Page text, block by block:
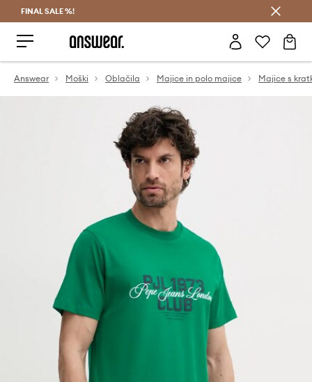
FINAL SALE %!
Answear Moški Oblačila Majice in polo majice Majice s